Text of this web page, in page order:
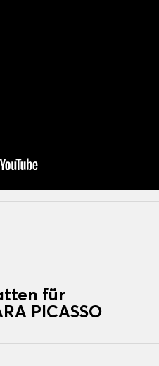
für
PICASSO